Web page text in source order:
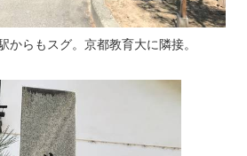
からもスグ。京都教育大に隣接。